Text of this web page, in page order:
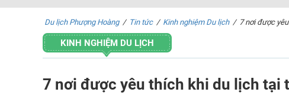
Du lịch Phượng Hoàng / Tin tức / Kinh nghiệm Du lịch / 7 nơi được
KINH NGHIỆM DU LỊCH
7 nơi được yêu thích khi du lịch tại